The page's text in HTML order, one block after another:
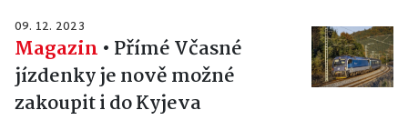
09. 12. 2023
Magazin • Přímé Včasné
jízdenky je nově možné
zakoupit i do Kyjeva